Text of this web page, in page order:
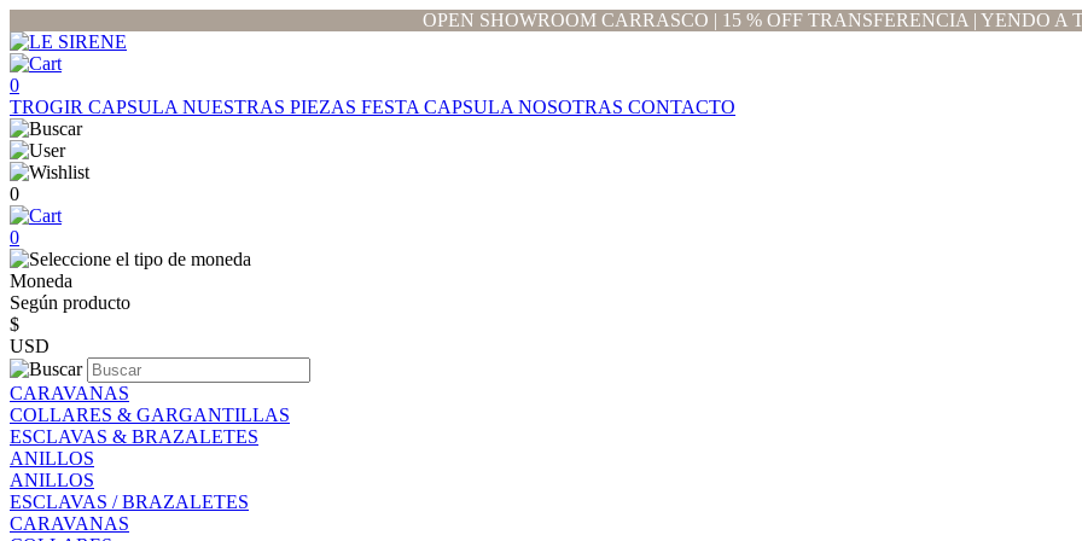
OPEN SHOWROOM CARRASCO | 15 % OFF TRANSFERENCIA | YENDO A
0
TROGIR CAPSULA NUESTRAS PIEZAS FESTA CAPSULA NOSOTRAS CONTACTO
0
0
Moneda
Según producto
$
USD
CARAVANAS
COLLARES & GARGANTILLAS
ESCLAVAS & BRAZALETES
ANILLOS
ANILLOS
ESCLAVAS / BRAZALETES
CARAVANAS